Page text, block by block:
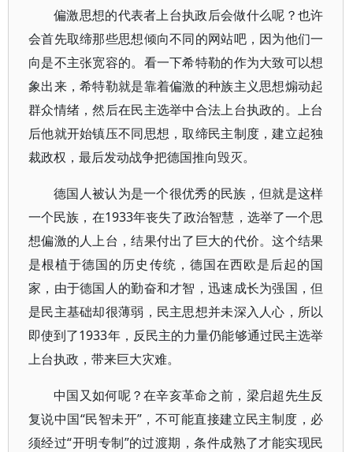
偏激思想的代表者上台执政后会做什么呢？也许
会首先取缔那些思想倾向不同的网站吧，因为他们一
向是不主张宽容的。看一下希特勒的作为大致可以想
象出来，希特勒就是靠着偏激的种族主义思想煽动起
群众情绪，然后在民主选举中合法上台执政的。上台
后他就开始镇压不同思想，取缔民主制度，建立起独
裁政权，最后发动战争把德国推向毁灭。
德国人被认为是一个很优秀的民族，但就是这样
一个民族，在1933年丧失了政治智慧，选举了一个思
想偏激的人上台，结果付出了巨大的代价。这个结果
是根植于德国的历史传统，德国在西欧是后起的国
家，由于德国人的勤奋和才智，迅速成长为强国，但
是民主基础却很薄弱，民主思想并未深入人心，所以
即使到了1933年，反民主的力量仍能够通过民主选举
上台执政，带来巨大灾难。
中国又如何呢？在辛亥革命之前，梁启超先生反
复说中国“民智未开”，不可能直接建立民主制度，必
须经过“开明专制”的过渡期，条件成熟了才能实现民